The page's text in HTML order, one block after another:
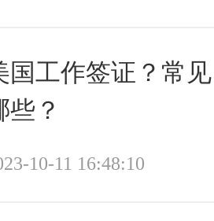
国工作签证？常见
些？
10-11 16:48:10